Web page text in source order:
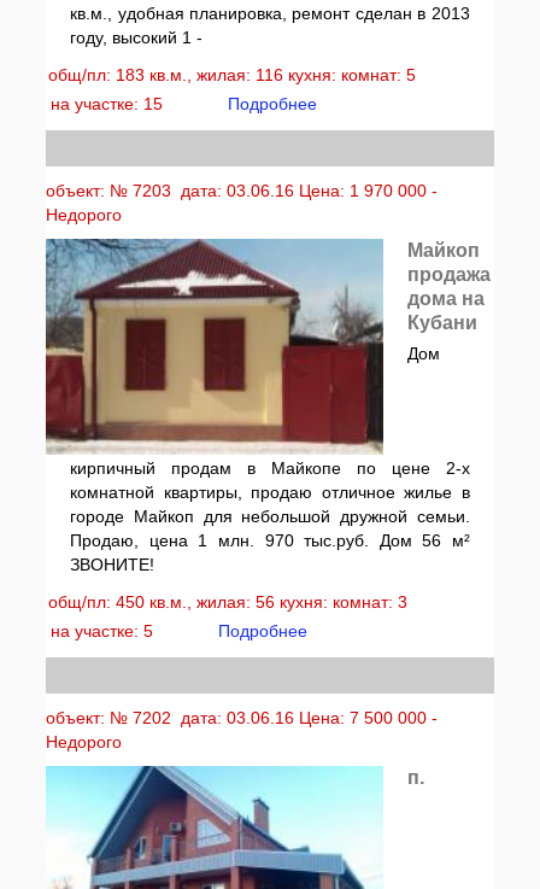
кв.м., удобная планировка, ремонт сделан в 2013
году, высокий 1 -
общ/пл: 183 кв.м., жилая: 116 кухня: комнат: 5
на участке: 15
Подробнее
объект: № 7203 дата: 03.06.16 Цена: 1 970 000 -
Недорого
Майкоп
продажа
дома на
Кубани
Дом
кирпичный продам в Майкопе по цене 2-х
комнатной квартиры, продаю отличное жилье в
городе Майкоп для небольшой дружной семьи.
Продаю, цена 1 млн. 970 тыс.руб. Дом 56 м²
ЗВОНИТЕ!
общ/пл: 450 кв.м., жилая: 56 кухня: комнат: 3
на участке: 5
Подробнее
объект: № 7202 дата: 03.06.16 Цена: 7 500 000 -
Недорого
п.